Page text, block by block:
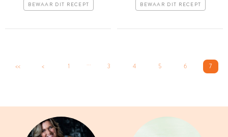
BEWAAR DIT RECEPT BEWAAR DIT RECEPT
<< < 1 ... 3 4 5 6 7